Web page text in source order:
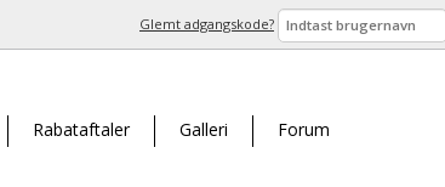
Glemt adgangskode?
Rabataftaler Galleri Forum